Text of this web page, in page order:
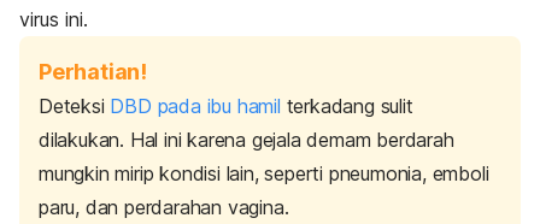
virus ini.
Perhatian!
Deteksi DBD pada ibu hamil terkadang sulit
dilakukan. Hal ini karena gejala demam berdarah
mungkin mirip kondisi lain, seperti pneumonia, emboli
paru, dan perdarahan vagina.